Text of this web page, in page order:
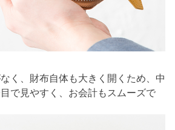
く、財布自体も大きく開くため、中
で見やすく、お会計もスムーズで